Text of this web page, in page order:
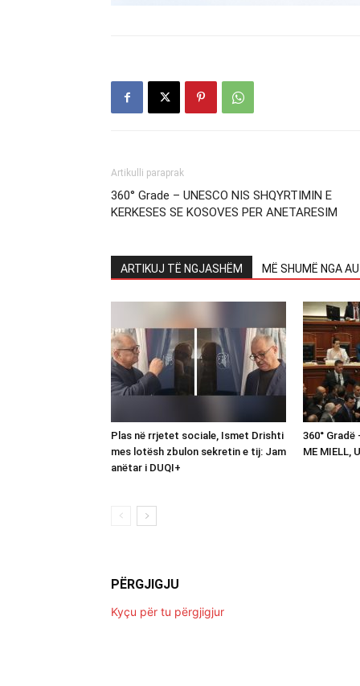
Artikulli paraprak
360° Grade – UNESCO NIS SHQYRTIMIN E
KERKESES SE KOSOVES PER ANETARESIM
ARTIKUJ TË NGJASHËM MË SHUMË NGA
Plas në rrjetet sociale, Ismet Drishti
mes lotësh zbulon sekretin e tij: Jam
anëtar i DUQI+
360° Gradë
ME MIELL,
PËRGJIGJU
Kyçu për tu përgjigjur